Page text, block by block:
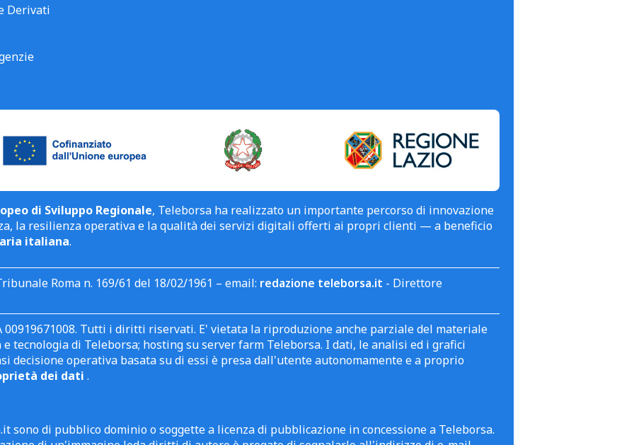
Derivati
di Sviluppo Regionale, Teleborsa ha realizzato un importante percorso di innovazione
la resilienza operativa e la qualità dei servizi digitali offerti ai propri clienti — a beneficio
italiana.
Roma n. 169/61 del 18/02/1961 – email: redazione teleborsa.it - Direttore
00919671008. Tutti i diritti riservati. E' vietata la riproduzione anche parziale del materiale
tecnologia di Teleborsa; hosting su server farm Teleborsa. I dati, le analisi ed i grafici
decisione operativa basata su di essi è presa dall'utente autonomamente e a proprio
dei dati .
sono di pubblico dominio o soggette a licenza di pubblicazione in concessione a Teleborsa.